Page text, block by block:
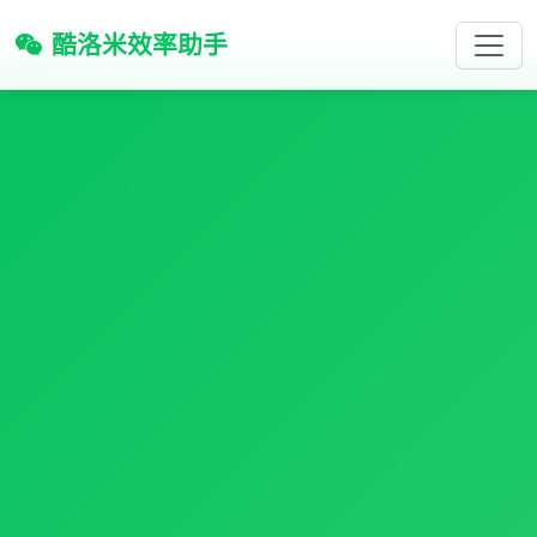
酷洛米效率助手